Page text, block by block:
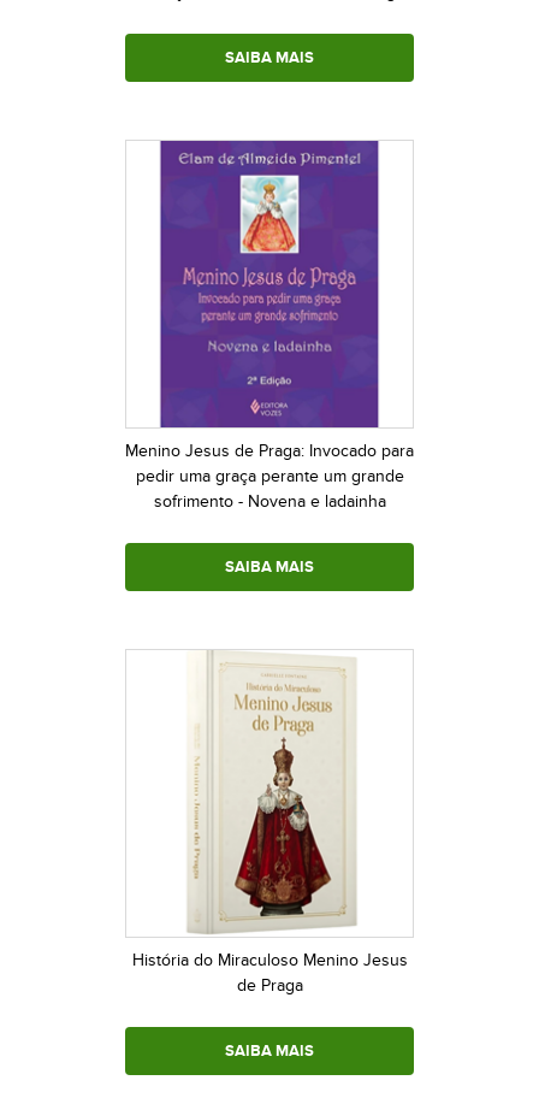
SAIBA MAIS
Menino Jesus de Praga: Invocado para
pedir uma graça perante um grande
sofrimento - Novena e ladainha
SAIBA MAIS
História do Miraculoso Menino Jesus
de Praga
SAIBA MAIS